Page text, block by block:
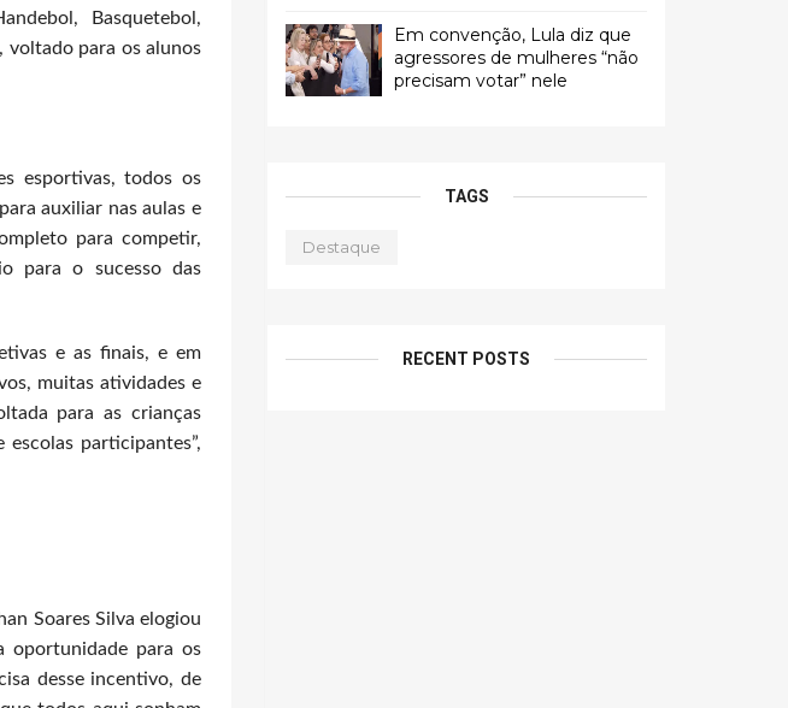
Basquetebol,
voltado para os alunos
esportivas, todos os
auxiliar nas aulas e
para competir,
para o sucesso das
e as finais, e em
muitas atividades e
para as crianças
participantes”,
Soares Silva elogiou
oportunidade para os
desse incentivo, de
Em convenção, Lula diz que
agressores de mulheres “não
precisam votar” nele
TAGS
Destaque
RECENT POSTS